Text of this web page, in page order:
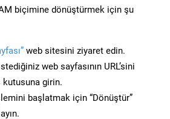
biçimine dönüştürmek için şu
web sitesini ziyaret edin.
web sayfasının URL’sini
girin.
başlatmak için “Dönüştür”